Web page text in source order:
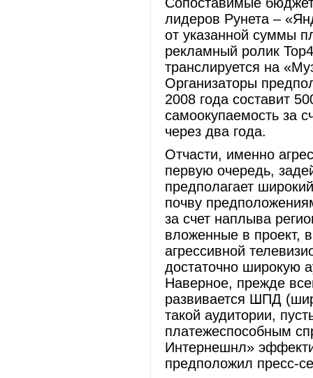
лидеров Рунета –
от указанной суммы
рекламный ролик
транслируется на
Организаторы
2008 года составит
самоокупаемость за
через два года.
Отчасти, именно
первую очередь,
предполагает
почву
за счет наплыва
вложенные в проект,
агрессивной
достаточно широкую
Наверное, прежде
развивается ШПД
такой аудитории,
платежеспособным
Интернешнл»
предположил пресс-